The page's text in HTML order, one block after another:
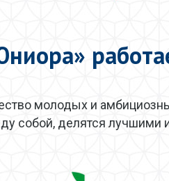
молодых и
собой, делятся лучшими